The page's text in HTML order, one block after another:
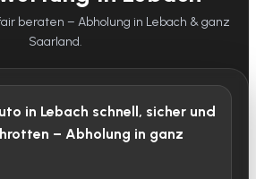
beraten – Abholung in Lebach & ganz
Saarland.
in Lebach schnell, sicher und
– Abholung in ganz